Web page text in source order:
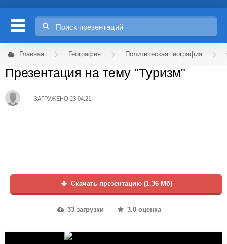
Главная География Политическая география
Презентация на тему "Туризм"
ЗАГРУЖЕНО 23.04.21
Скачать презентацию (1.36 Мб)
33 загрузки 3.0 оценка